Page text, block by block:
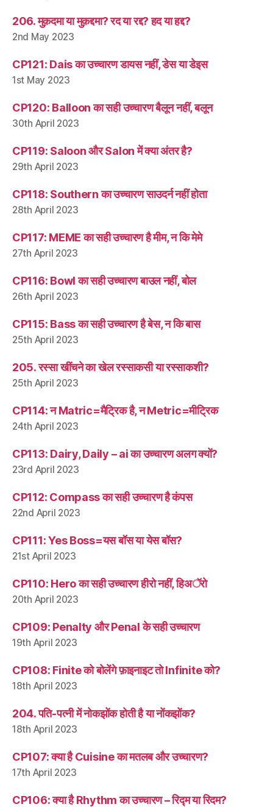
206. मुक़दमा या मुक़द्दमा? रद या रद्द? हद या हद्द?
2nd May 2023
CP121: Dais का उच्चारण डायस नहीं, डेस या डेइस
1st May 2023
CP120: Balloon का सही उच्चारण बैलून नहीं, बलून
30th April 2023
CP119: Saloon और Salon में क्या अंतर है?
29th April 2023
CP118: Southern का उच्चारण साउदर्न नहीं होता
28th April 2023
CP117: MEME का सही उच्चारण है मीम, न कि मेमे
27th April 2023
CP116: Bowl का सही उच्चारण बाउल नहीं, बोल
26th April 2023
CP115: Bass का सही उच्चारण है बेस, न कि बास
25th April 2023
205. रस्सा खींचने का खेल रस्साकसी या रस्साकशी?
25th April 2023
CP114: न Matric=मैट्रिक है, न Metric=मीट्रिक
24th April 2023
CP113: Dairy, Daily – ai का उच्चारण अलग क्यों?
23rd April 2023
CP112: Compass का सही उच्चारण है कंपस
22nd April 2023
CP111: Yes Boss=यस बॉस या येस बॉस?
21st April 2023
CP110: Hero का सही उच्चारण हीरो नहीं, हिअॅरो
20th April 2023
CP109: Penalty और Penal के सही उच्चारण
19th April 2023
CP108: Finite को बोलेंगे फ़ाइनाइट तो Infinite को?
18th April 2023
204. पति-पत्नी में नोकझोंक होती है या नोंकझोंक?
18th April 2023
CP107: क्या है Cuisine का मतलब और उच्चारण?
17th April 2023
CP106: क्या है Rhythm का उच्चारण – रिद्म या रिदम?